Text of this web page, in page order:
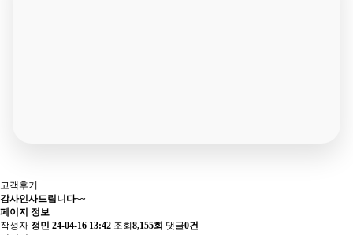
고객후기
감사인사드립니다~~
페이지 정보
작성자 정민 24-04-16 13:42 조회 8,155회 댓글0건